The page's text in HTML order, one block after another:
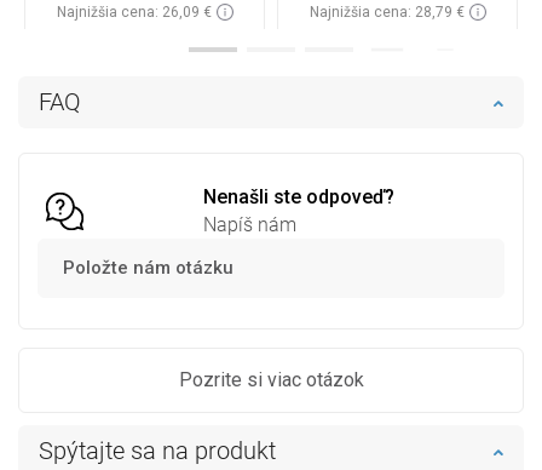
FAQ
Nenašli ste odpoveď?
Napíš nám
Položte nám otázku
Pozrite si viac otázok
Spýtajte sa na produkt
Najnižšia cena: 26,09 €
Najnižšia cena: 28,79 €